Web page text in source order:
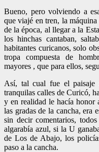
Bueno, pero volviendo a
que viajé en tren, la
de la época, al llegar a la
los hinchas cantaban,
habitantes curicanos, solo
tropa compuesta de
mayores , que para ellos,
Así, tal cual fue el
tranquilas calles de Curicó,
y en realidad le hacía honor
las gradas de la cancha, era
sin decir comentarios,
algarabía azul, si la U
de Los de Abajo, los
paso a la cancha.